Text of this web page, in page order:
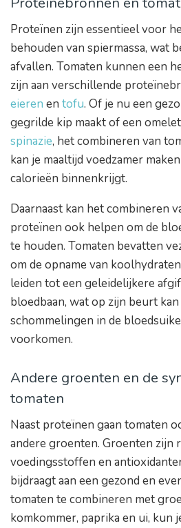
Proteïnen zijn essentieel voor
behouden van spiermassa, wat
afvallen. Tomaten kunnen een
zijn aan verschillende
eieren en tofu. Of je nu een
gegrilde kip maakt of een
spinazie, het combineren van
kan je maaltijd voedzamer
calorieën binnenkrijgt.
Daarnaast kan het combineren
proteïnen ook helpen om de
te houden. Tomaten bevatten
om de opname van
leiden tot een geleidelijkere
bloedbaan, wat op zijn beurt
schommelingen in de
voorkomen.
Andere groenten en de
tomaten
Naast proteïnen gaan tomaten
andere groenten. Groenten zijn
voedingsstoffen en
bijdraagt aan een gezond en
tomaten te combineren met
komkommer, paprika en ui, kun